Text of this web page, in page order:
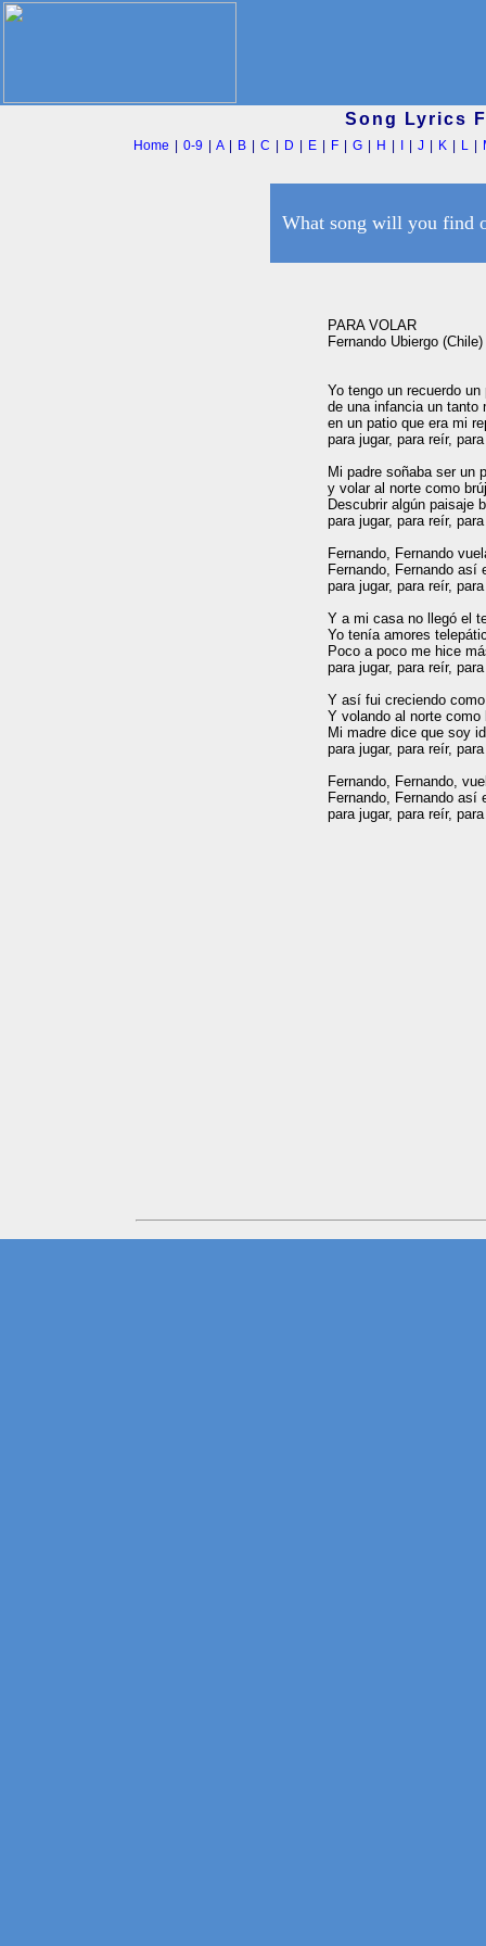
Song Lyrics
Home |0-9 |A| B |C D E F |G H |J K L
What song will you find
PARA VOLAR
Fernando Ubiergo
Yo tengo un recuerdo un
de una infancia un tanto
en un patio que era mi
para jugar, para reír,
Mi padre soñaba ser un
y volar al norte como
Descubrir algún paisaje
para jugar, para reír,
Fernando, Fernando
Fernando, Fernando así
para jugar, para reír,
Y a mi casa no llegó el
Yo tenía amores
Poco a poco me hice
para jugar, para reír,
Y así fui creciendo
Y volando al norte como
Mi madre dice que soy
para jugar, para reír,
Fernando, Fernando,
Fernando, Fernando así